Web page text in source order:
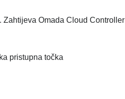
Omada Cloud Controller
pristupna točka